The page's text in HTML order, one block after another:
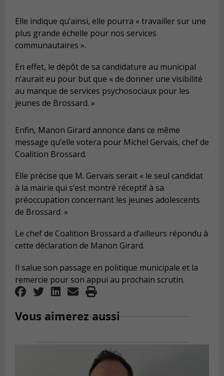
Elle indique qu’ainsi, elle pourra « travailler sur une
plus grande échelle pour nos services
communautaires ».
En effet, le dépôt de sa candidature au municipal
n’aurait eu pour but que « de donner une visibilité
au manque de services psychosociaux pour les
jeunes de Brossard. »
Enfin, Manon Girard annonce dans ce même
message qu’elle votera pour Michel Gervais, chef de
Coalition Brossard.
Elle précise que M. Gervais serait « le seul candidat
à la mairie qui s’est montré réceptif à sa
préoccupation concernant les jeunes adolescents
de Brossard. »
Le chef de Coalition Brossard a d’ailleurs répondu à
cette déclaration de Manon Girard.
Il salue son passage en politique municipale et la
remercie pour son appui au prochain scrutin.
Vous aimerez aussi